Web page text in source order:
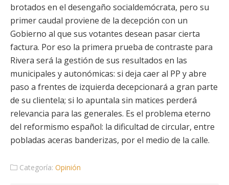
brotados en el desengaño socialdemócrata, pero su
primer caudal proviene de la decepción con un
Gobierno al que sus votantes desean pasar cierta
factura. Por eso la primera prueba de contraste para
Rivera será la gestión de sus resultados en las
municipales y autonómicas: si deja caer al PP y abre
paso a frentes de izquierda decepcionará a gran parte
de su clientela; si lo apuntala sin matices perderá
relevancia para las generales. Es el problema eterno
del reformismo español: la dificultad de circular, entre
pobladas aceras banderizas, por el medio de la calle.
Categoría: Opinión